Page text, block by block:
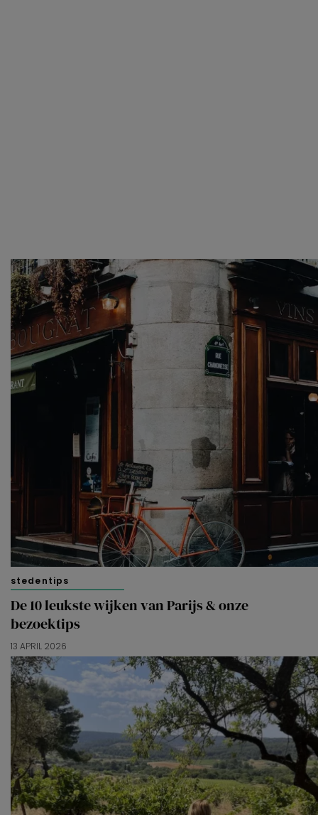
stedentips
De 10 leukste wijken van Parijs & onze
bezoektips
13 APRIL 2026